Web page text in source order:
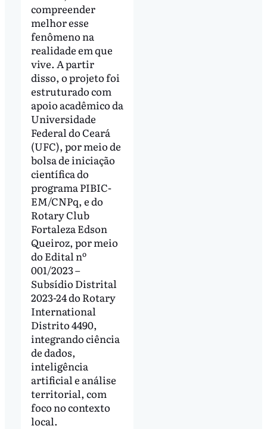
compreender
melhor esse
fenômeno na
realidade em que
vive. A partir
disso, o projeto foi
estruturado com
apoio acadêmico da
Universidade
Federal do Ceará
(UFC), por meio de
bolsa de iniciação
científica do
programa PIBIC-
EM/CNPq, e do
Rotary Club
Fortaleza Edson
Queiroz, por meio
do Edital nº
001/2023 –
Subsídio Distrital
2023-24 do Rotary
International
Distrito 4490,
integrando ciência
de dados,
inteligência
artificial e análise
territorial, com
foco no contexto
local.